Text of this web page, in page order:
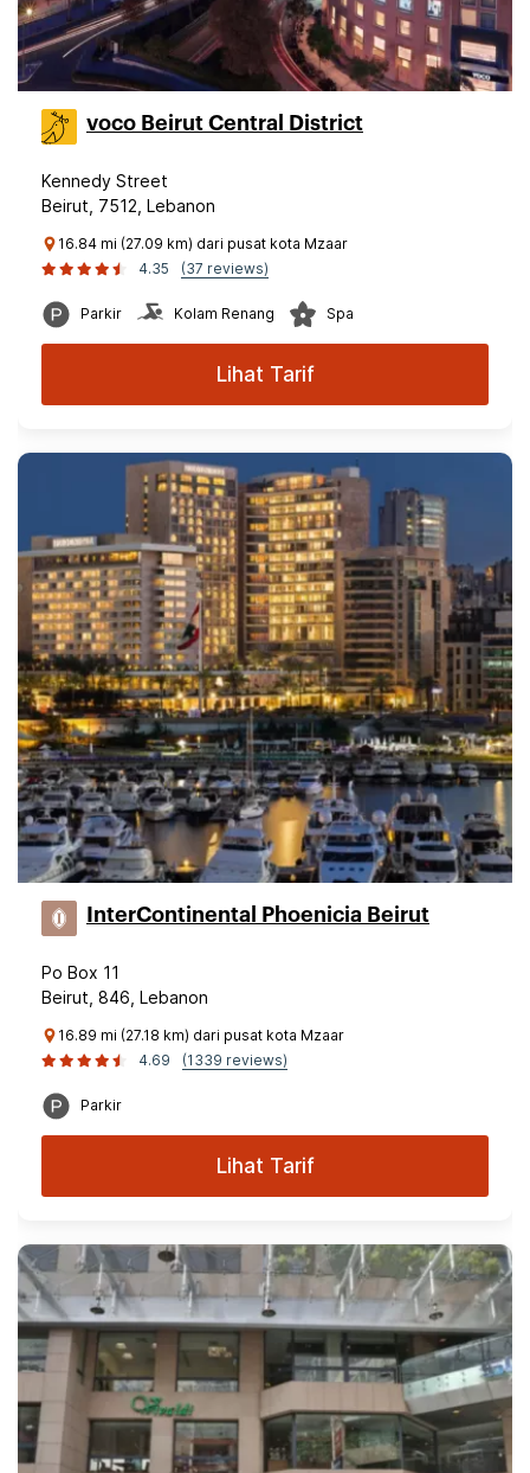
voco Beirut Central District
Kennedy Street
Beirut, 7512, Lebanon
16.84 mi (27.09 km) dari pusat kota Mzaar
4.35
(37 reviews)
Parkir Kolam Renang Spa
Lihat Tarif
InterContinental Phoenicia Beirut
Po Box 11
Beirut, 846, Lebanon
16.89 mi (27.18 km) dari pusat kota Mzaar
4.69
(1339 reviews)
Parkir
Lihat Tarif